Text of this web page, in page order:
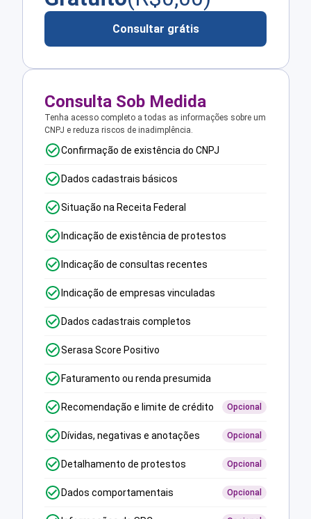
Consultar grátis
Consulta Sob Medida
Tenha acesso completo a todas as informações sobre um
CNPJ e reduza riscos de inadimplência.
Confirmação de existência do CNPJ
Dados cadastrais básicos
Situação na Receita Federal
Indicação de existência de protestos
Indicação de consultas recentes
Indicação de empresas vinculadas
Dados cadastrais completos
Serasa Score Positivo
Faturamento ou renda presumida
Recomendação e limite de crédito Opcional
Dívidas, negativas e anotações Opcional
Detalhamento de protestos Opcional
Dados comportamentais Opcional